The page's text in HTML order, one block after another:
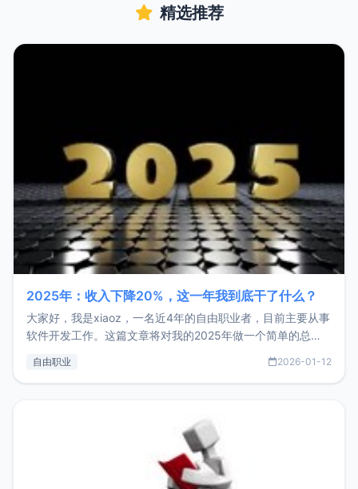
精选推荐
2025年：收入下降20%，这一年我到底干了什么？
大家好，我是xiaoz，一名近4年的自由职业者，目前主要从事
软件开发工作。这篇文章将对我的2025年做一个简单的总
收入下降20%，但却过得很充实，2026年不求突破，但求保
自由职业 2026-01-12